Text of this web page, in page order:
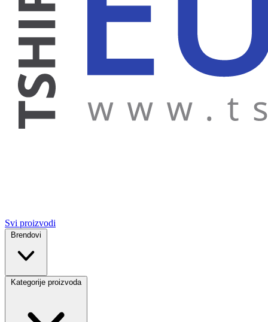
Svi proizvodi
Brendovi
Kategorije proizvoda